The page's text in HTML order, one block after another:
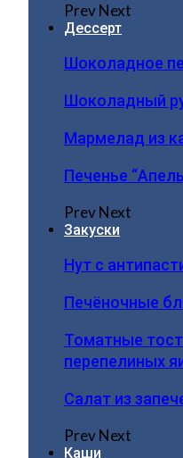
PrevNext
Дессерт
Шоколадное
Шоколадный
Мармелад из
Печенье
PrevNext
Закуски
Нут с
Печёночные
Томатные
перепелиных
Салат из
PrevNext
Каши